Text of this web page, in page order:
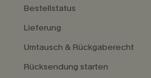
Bestellstatus
Lieferung
Umtausch & Rückgaberecht
Rücksendung starten